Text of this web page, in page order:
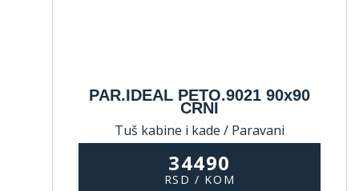
PAR.IDEAL PETO.9021 90x90
CRNI
Tuš kabine i kade / Paravani
34490
RSD / KOM